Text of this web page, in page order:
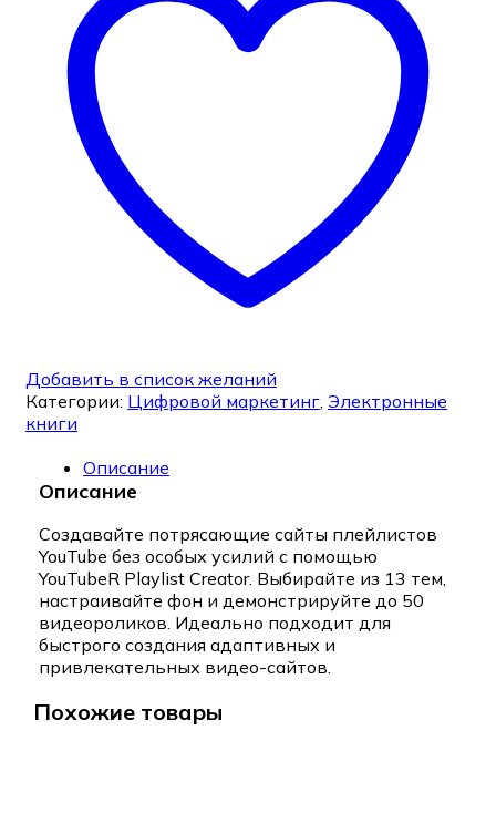
Добавить в список желаний
Категории: Цифровой маркетинг, Электронные
книги
Описание
Описание
Создавайте потрясающие сайты плейлистов
YouTube без особых усилий с помощью
YouTubeR Playlist Creator. Выбирайте из 13 тем,
настраивайте фон и демонстрируйте до 50
видеороликов. Идеально подходит для
быстрого создания адаптивных и
привлекательных видео-сайтов.
Похожие товары